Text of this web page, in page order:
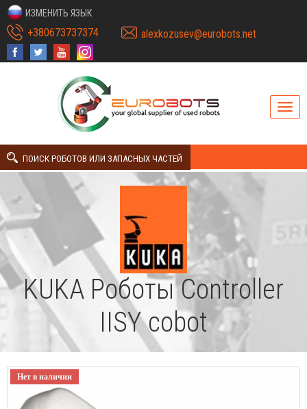
ИЗМЕНИТЬ ЯЗЫК
+380673737374 alexkozusev@eurobots.net
ПОИСК РОБОТОВ ИЛИ ЗАПАСНЫХ ЧАСТЕЙ
KUKA Роботы Controller
IISY cobot
Нет в наличии